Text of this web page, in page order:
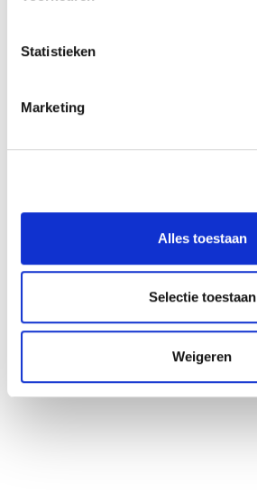
Statistieken
Marketing
Alles toestaan
Selectie toestaan
Weigeren